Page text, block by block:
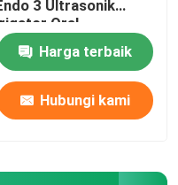
3 Ultrasonik
Oral
Harga terbaik
Hubungi kami